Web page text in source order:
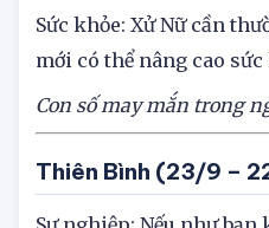
Sức khỏe: Xử Nữ cần
mới có thể nâng cao sức
Con số may mắn trong
Thiên Bình (23/9 –